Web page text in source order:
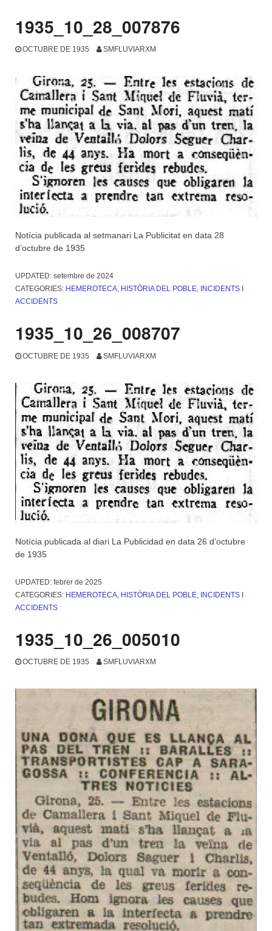
1935_10_28_007876
OCTUBRE DE 1935 SMFLUVIARXM
Notícia publicada al setmanari La Publicitat en data 28
d’octubre de 1935
UPDATED: setembre de 2024
CATEGORIES: HEMEROTECA, HISTÒRIA DEL POBLE, INCIDENTS I
ACCIDENTS
1935_10_26_008707
OCTUBRE DE 1935 SMFLUVIARXM
Notícia publicada al diari La Publicidad en data 26 d’octubre
de 1935
UPDATED: febrer de 2025
CATEGORIES: HEMEROTECA HISTÒRIA DEL POBLE INCIDENTS I
ACCIDENTS
1935_10_26_005010
OCTUBRE DE 1935 SMFLUVIARXM